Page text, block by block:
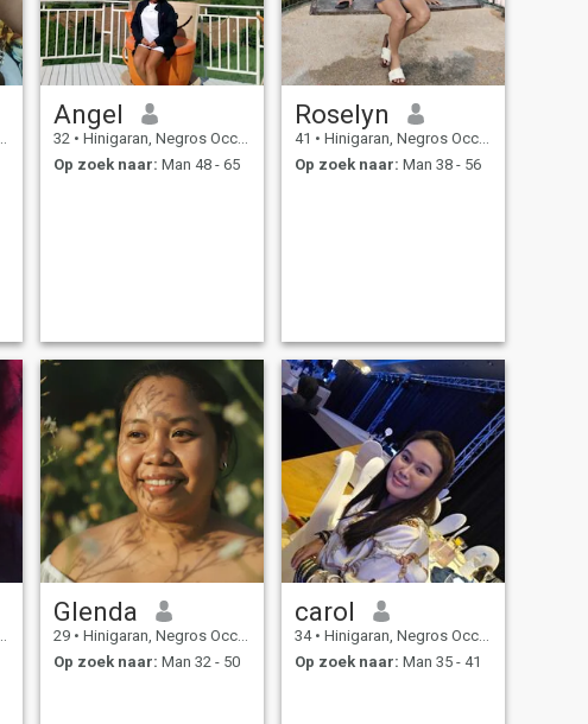
Angel
32 • Hinigaran, Negros Occidental, Filipijnen
Op zoek naar: Man 48 - 65
Roselyn
41 • Hinigaran, Negros Occidental, Filipijnen
Op zoek naar: Man 38 - 56
Glenda
29 • Hinigaran, Negros Occidental, Filipijnen
Op zoek naar: Man 32 - 50
carol
34 • Hinigaran, Negros Occidental, Filipijnen
Op zoek naar: Man 35 - 41